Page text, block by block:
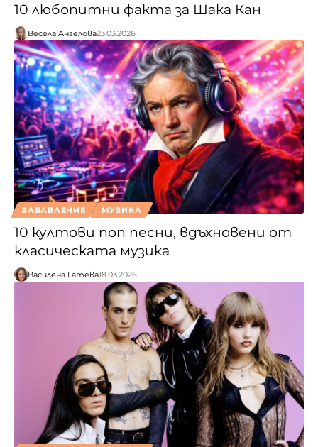
10 любопитни факта за Шака Кан
Весела Ангелова23.03.2026
ЗАБАВЛЕНИЕ МУЗИКА
10 култови поп песни, вдъхновени от
класическата музика
Василена Гатева18.03.2026